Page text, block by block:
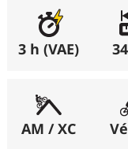
Excellent:
(récemment : 100%)
(récemment : 0%)
Moyen:
3 h (VAE)
AM / XC